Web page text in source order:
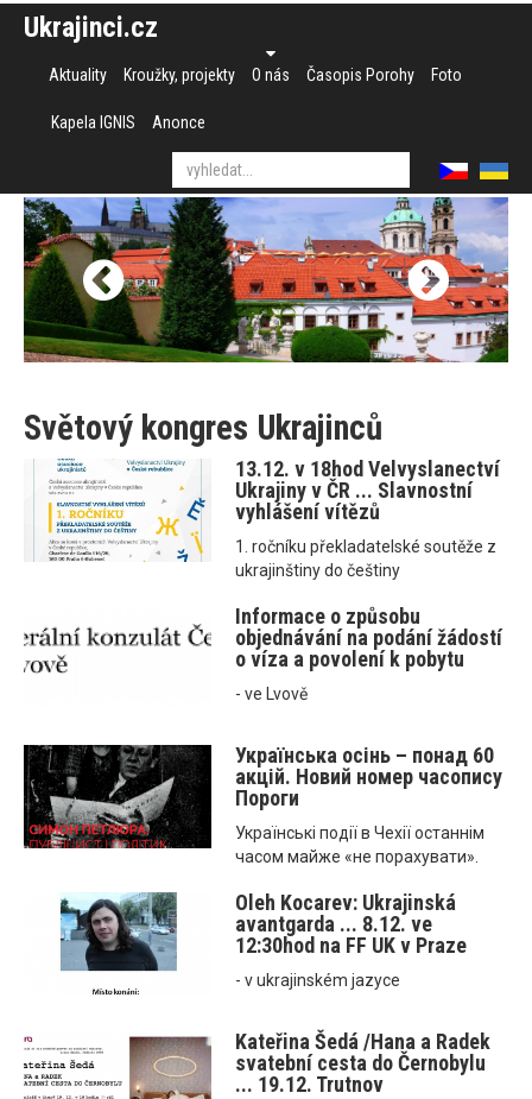
Ukrajinci.cz
Aktuality Kroužky, projekty O nás Časopis Porohy Foto
Kapela IGNIS Anonce
Světový kongres Ukrajinců
13.12. v 18hod Velvyslanectví
Ukrajiny v ČR ... Slavnostní
vyhlášení vítězů
1. ročníku překladatelské soutěže z
ukrajinštiny do češtiny
Informace o způsobu
objednávání na podání žádostí
o víza a povolení k pobytu
- ve Lvově
Українська осінь – понад 60
акцій. Новий номер часопису
Пороги
Українські події в Чехії останнім
часом майже «не порахувати».
Oleh Kocarev: Ukrajinská
avantgarda ... 8.12. ve
12:30hod na FF UK v Praze
- v ukrajinském jazyce
Kateřina Šedá /Hana a Radek
svatební cesta do Černobylu
... 19.12. Trutnov